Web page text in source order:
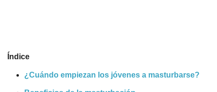
Índice
¿Cuándo empiezan los jóvenes a masturbarse?